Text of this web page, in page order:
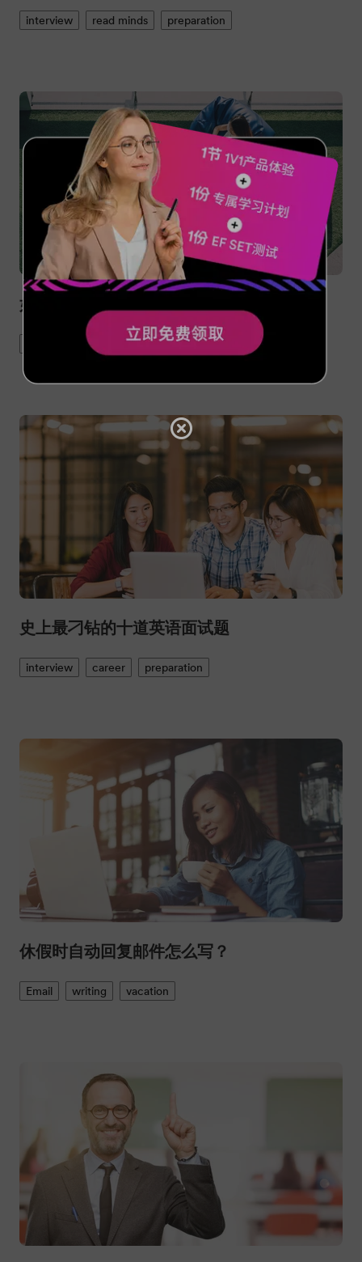
interview read minds preparation
如何写一封完美的邮件自动回复？
auto-reply Email writing skills
史上最刁钻的十道英语面试题
interview career preparation
休假时自动回复邮件怎么写？
Email writing vacation